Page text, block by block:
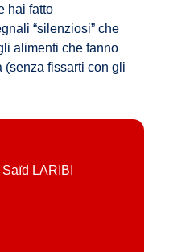
hai fatto
“silenziosi” che
alimenti che fanno
(senza fissarti con gli
Saïd LARIBI